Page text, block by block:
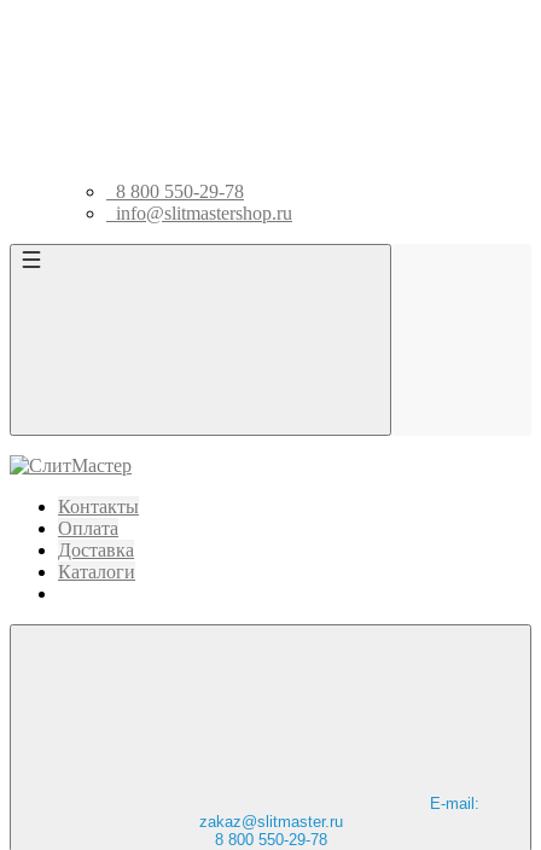
8 800 550-29-78
info@slitmastershop.ru
Контакты
Оплата
Доставка
Каталоги
E-mail:
zakaz@slitmaster.ru
8 800 550-29-78